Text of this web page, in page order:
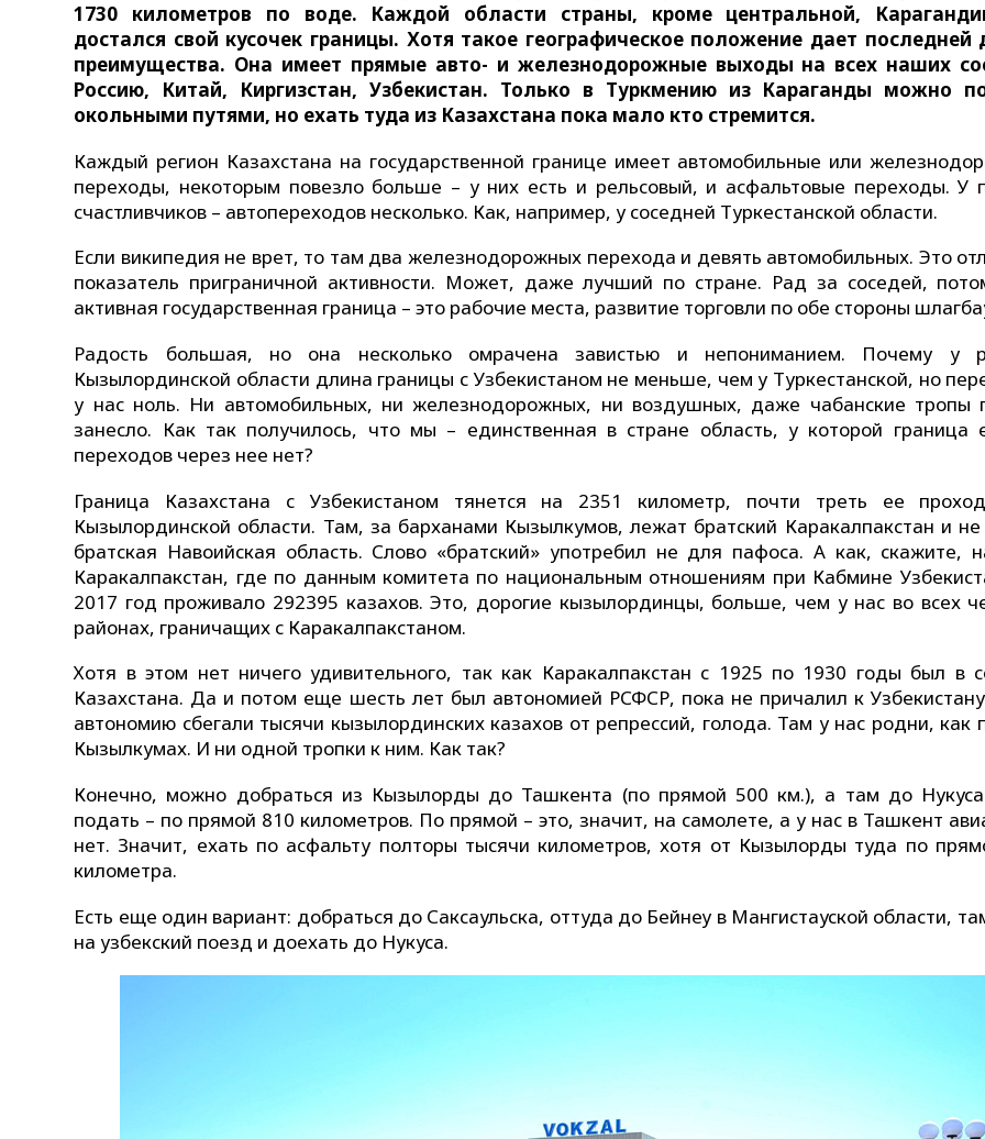
1730 километров по воде. Каждой области страны, кроме центральной,
достался свой кусочек границы. Хотя такое географическое положение дает последней
преимущества. Она имеет прямые авто- и железнодорожные выходы на всех наших
Россию, Китай, Киргизстан, Узбекистан. Только в Туркмению из Караганды можно
окольными путями, но ехать туда из Казахстана пока мало кто стремится.
Каждый регион Казахстана на государственной границе имеет автомобильные или
переходы, некоторым повезло больше – у них есть и рельсовый, и асфальтовые переходы. У
счастливчиков – автопереходов несколько. Как, например, у соседней Туркестанской области.
Если википедия не врет, то там два железнодорожных перехода и девять автомобильных. Это
показатель приграничной активности. Может, даже лучший по стране. Рад за соседей,
активная государственная граница – это рабочие места, развитие торговли по обе стороны
Радость большая, но она несколько омрачена завистью и непониманием. Почему у
Кызылординской области длина границы с Узбекистаном не меньше, чем у Туркестанской, но
у нас ноль. Ни автомобильных, ни железнодорожных, ни воздушных, даже чабанские тропы
занесло. Как так получилось, что мы – единственная в стране область, у которой граница
переходов через нее нет?
Граница Казахстана с Узбекистаном тянется на 2351 километр, почти треть ее
Кызылординской области. Там, за барханами Кызылкумов, лежат братский Каракалпакстан и
братская Навоийская область. Слово «братский» употребил не для пафоса. А как, скажите,
Каракалпакстан, где по данным комитета по национальным отношениям при Кабмине
2017 год проживало 292395 казахов. Это, дорогие кызылординцы, больше, чем у нас во всех
районах, граничащих с Каракалпакстаном.
Хотя в этом нет ничего удивительного, так как Каракалпакстан с 1925 по 1930 годы был в
Казахстана. Да и потом еще шесть лет был автономией РСФСР, пока не причалил к
автономию сбегали тысячи кызылординских казахов от репрессий, голода. Там у нас родни, как
Кызылкумах. И ни одной тропки к ним. Как так?
Конечно, можно добраться из Кызылорды до Ташкента (по прямой 500 км.), а там до Нукуса
подать – по прямой 810 километров. По прямой – это, значит, на самолете, а у нас в Ташкент
нет. Значит, ехать по асфальту полторы тысячи километров, хотя от Кызылорды туда по
километра.
Есть еще один вариант: добраться до Саксаульска, оттуда до Бейнеу в Мангистауской области,
на узбекский поезд и доехать до Нукуса.